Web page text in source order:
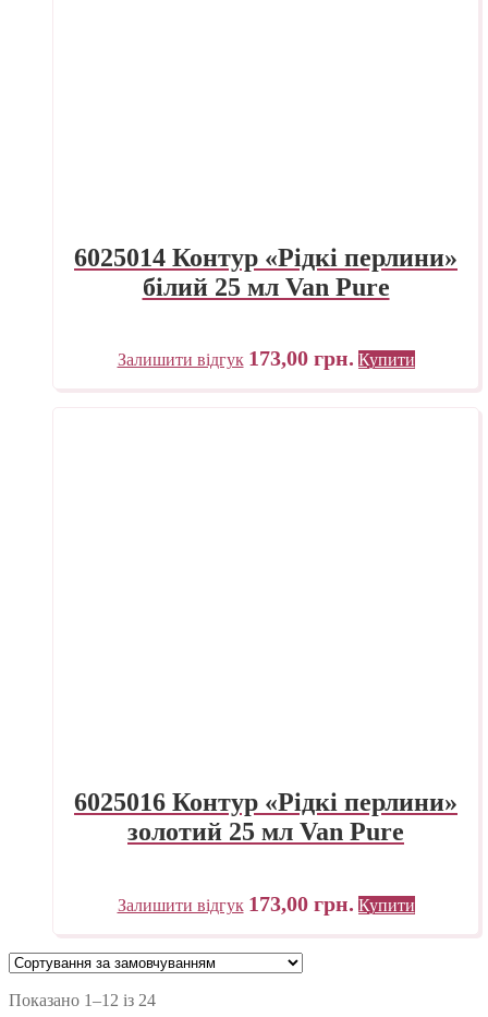
6025014 Контур «Рідкі перлини»
білий 25 мл Van Pure
Залишити відгук 173,00 грн. Купити
6025016 Контур «Рідкі перлини»
золотий 25 мл Van Pure
Залишити відгук 173,00 грн. Купити
Показано 1–12 із 24